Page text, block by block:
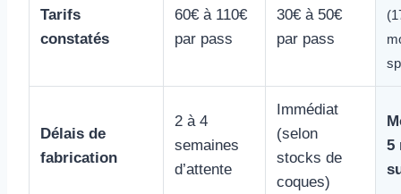
Tarifs
constatés
60€ à 110€
par pass
30€ à 50€
par pass
Délais de
fabrication
2 à 4
semaines
d’attente
Immédiat
(selon
stocks de
coques)
5